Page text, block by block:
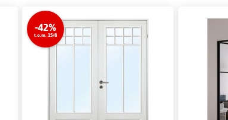
-42%
t.o.m. 15/8